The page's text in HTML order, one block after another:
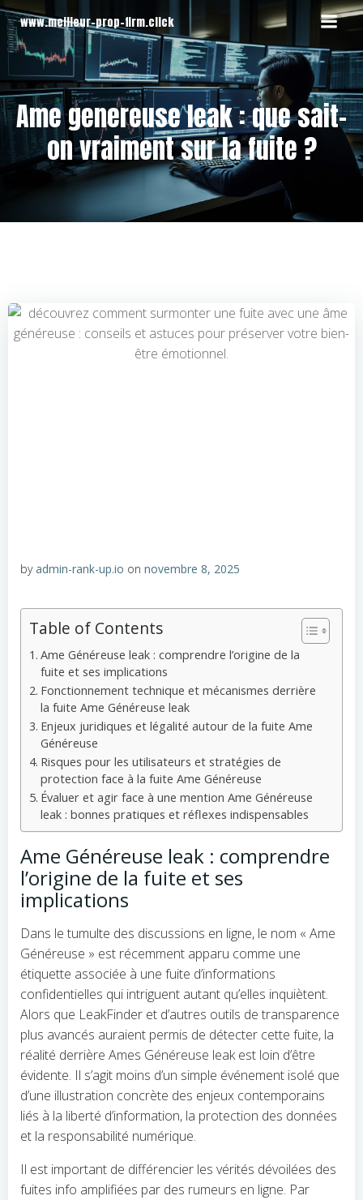
au
contenu
www.meilleur-prop-firm.click
Ame genereuse leak : que sait-
on vraiment sur la fuite ?
byadmin-rank-up.io on novembre 8, 2025
Table of Contents
Ame Généreuse leak : comprendre l’origine de la
fuite et ses implications
Fonctionnement technique et mécanismes derrière
la fuite Ame Généreuse leak
Enjeux juridiques et légalité autour de la fuite Ame
Généreuse
Risques pour les utilisateurs et stratégies de
protection face à la fuite Ame Généreuse
Évaluer et agir face à une mention Ame Généreuse
leak : bonnes pratiques et réflexes indispensables
Ame Généreuse leak : comprendre
l’origine de la fuite et ses
implications
Dans le tumulte des discussions en ligne, le nom « Ame
Généreuse » est récemment apparu comme une
étiquette associée à une fuite d’informations
confidentielles qui intriguent autant qu’elles inquiètent.
Alors que LeakFinder et d’autres outils de transparence
plus avancés auraient permis de détecter cette fuite, la
réalité derrière Ames Généreuse leak est loin d’être
évidente. Il s’agit moins d’un simple événement isolé que
d’une illustration concrète des enjeux contemporains
liés à la liberté d’information, la protection des données
et la responsabilité numérique.
Il est important de différencier les vérités dévoilées des
fuites info amplifiées par des rumeurs en ligne. Par